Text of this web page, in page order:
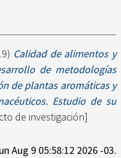
Calidad de alimentos y
de metodologías
de plantas aromáticas y
Estudio de su
de investigación]
Aug 9 05:58:12 2026 -03.